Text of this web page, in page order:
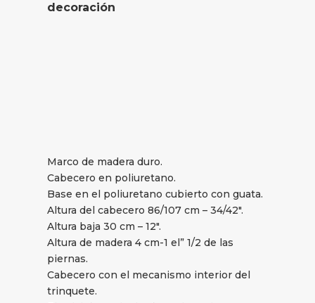
decoración
Marco de madera duro.
Cabecero en poliuretano.
Base en el poliuretano cubierto con guata.
Altura del cabecero 86/107 cm – 34/42″.
Altura baja 30 cm – 12″.
Altura de madera 4 cm-1 el” 1/2 de las
piernas.
Cabecero con el mecanismo interior del
trinquete.